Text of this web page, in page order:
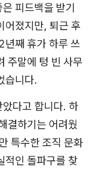
피드백을 받기
어졌지만, 퇴근 후
년째 휴가 하루 쓰
주말에 텅 빈 사무
습니다.
다고 합니다. 하
결하기는 어려웠
특수한 조직 문화
적인 돌파구를 찾